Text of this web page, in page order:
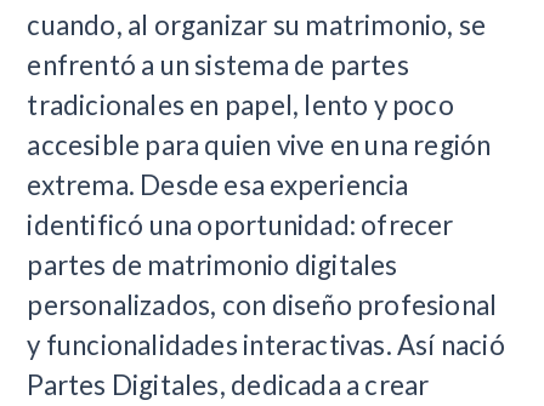
cuando, al organizar su matrimonio, se
enfrentó a un sistema de partes
tradicionales en papel, lento y poco
accesible para quien vive en una región
extrema. Desde esa experiencia
identificó una oportunidad: ofrecer
partes de matrimonio digitales
personalizados, con diseño profesional
y funcionalidades interactivas. Así nació
Partes Digitales, dedicada a crear